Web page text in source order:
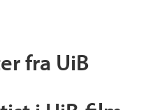
fra UiB